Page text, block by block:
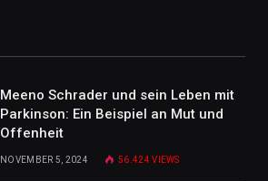
Meeno Schrader und sein Leben mit
Parkinson: Ein Beispiel an Mut und
Offenheit
NOVEMBER 5, 2024 56.424VIEWS